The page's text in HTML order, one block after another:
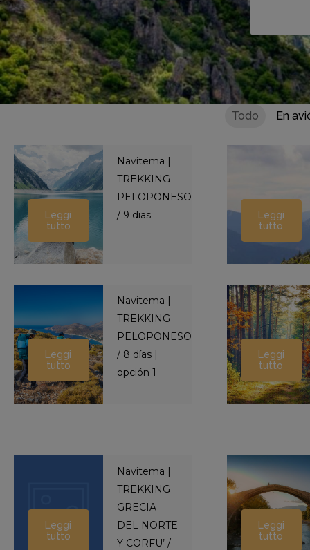
Todo En
Leggi
tutto
Navitema |
TREKKING
PELOPONESO
/ 9 dias
Leggi
tutto
Leggi
tutto
Navitema |
TREKKING
PELOPONESO
/ 8 días |
opción 1
Leggi
tutto
Leggi
tutto
Navitema |
TREKKING
GRECIA
DEL NORTE
Y CORFU’ /
Leggi
tutto